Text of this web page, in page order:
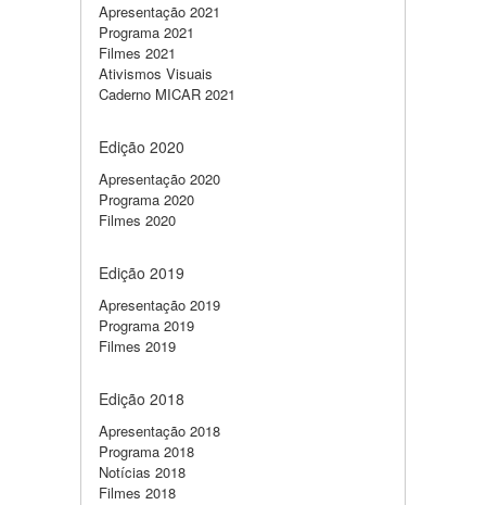
Apresentação 2021
Programa 2021
Filmes 2021
Ativismos Visuais
Caderno MICAR 2021
Edição 2020
Apresentação 2020
Programa 2020
Filmes 2020
Edição 2019
Apresentação 2019
Programa 2019
Filmes 2019
Edição 2018
Apresentação 2018
Programa 2018
Notícias 2018
Filmes 2018